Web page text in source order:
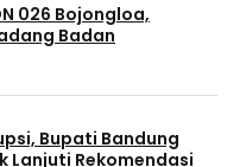
026 Bojongloa,
Badan
Bupati Bandung
Lanjuti Rekomendasi